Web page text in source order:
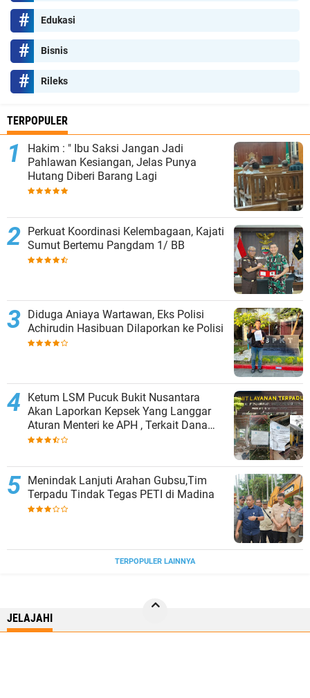
Edukasi
Bisnis
Rileks
TERPOPULER
Hakim : " Ibu Saksi Jangan Jadi
Pahlawan Kesiangan, Jelas Punya
Hutang Diberi Barang Lagi
Perkuat Koordinasi Kelembagaan, Kajati
Sumut Bertemu Pangdam 1/ BB
Diduga Aniaya Wartawan, Eks Polisi
Achirudin Hasibuan Dilaporkan ke Polisi
Ketum LSM Pucuk Bukit Nusantara
Akan Laporkan Kepsek Yang Langgar
Aturan Menteri ke APH , Terkait Dana
Revitalisasi Sekolah
Menindak Lanjuti Arahan Gubsu,Tim
Terpadu Tindak Tegas PETI di Madina
TERPOPULER LAINNYA
JELAJAHI